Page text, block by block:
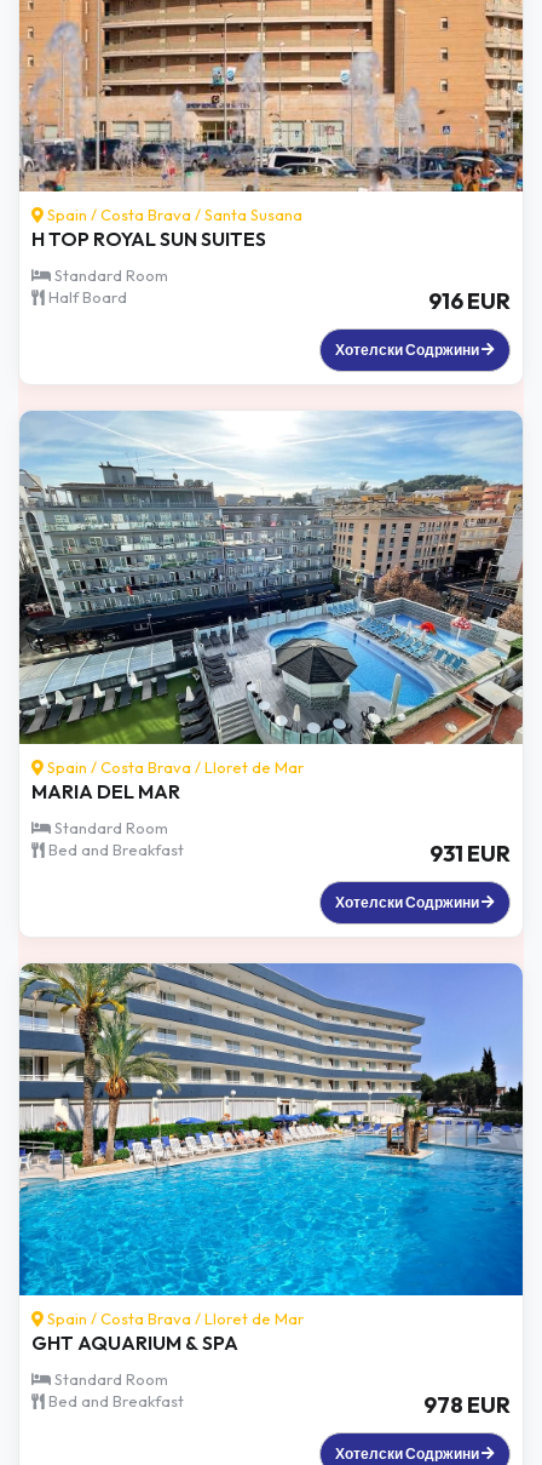
Spain /Costa Brava /Santa Susana
H TOP ROYAL SUN SUITES
Standard Room
Half Board
916 EUR
Хотелски Содржини
Spain /Costa Brava /Lloret de Mar
MARIA DEL MAR
Standard Room
Bed and Breakfast
931 EUR
Хотелски Содржини
Spain /Costa Brava /Lloret de Mar
GHT AQUARIUM & SPA
Standard Room
Bed and Breakfast
978 EUR
Хотелски Содржини